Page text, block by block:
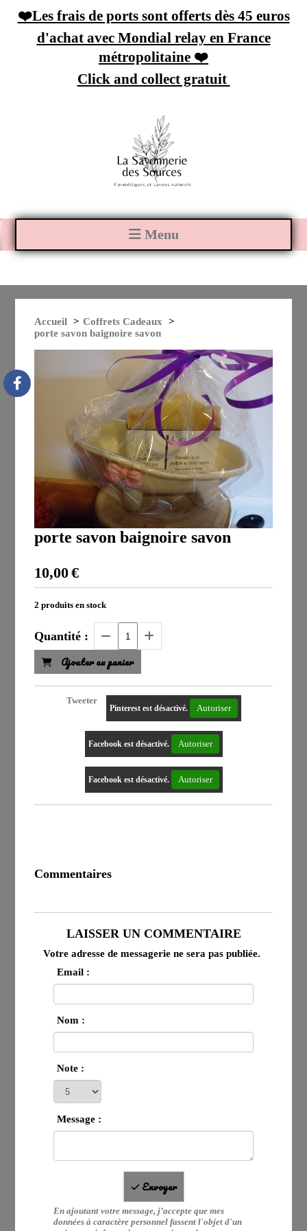
❤️Les frais de ports sont offerts dès 45 euros
d'achat avec Mondial relay en France
métropolitaine ❤️
Click and collect gratuit
Menu
Accueil
Coffrets Cadeaux
porte savon baignoire savon
porte savon baignoire savon
10,00€
2 produits en stock
Quantité :
Ajouter au panier
Tweeter
Pinterest est désactivé. Autoriser
Facebook est désactivé. Autoriser
Facebook est désactivé. Autoriser
Commentaires
LAISSER UN COMMENTAIRE
Votre adresse de messagerie ne sera pas publiée.
Email :
Nom :
Note :
Message :
Envoyer
En ajoutant votre message, j’accepte que mes
données à caractère personnel fassent l'objet d'un